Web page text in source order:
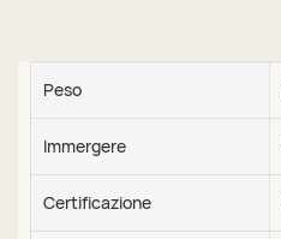
Peso
Immergere
Certificazione